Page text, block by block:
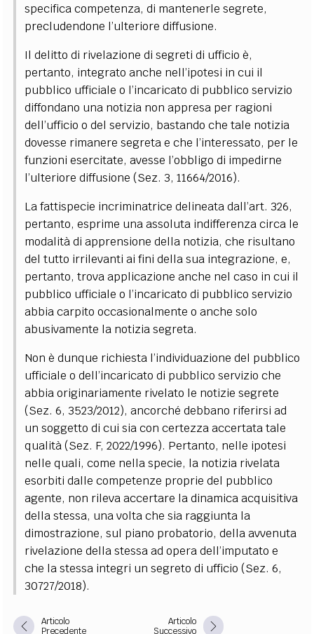
specifica competenza, di mantenerle segrete,
precludendone l’ulteriore diffusione.
Il delitto di rivelazione di segreti di ufficio è,
pertanto, integrato anche nell’ipotesi in cui il
pubblico ufficiale o l’incaricato di pubblico servizio
diffondano una notizia non appresa per ragioni
dell’ufficio o del servizio, bastando che tale notizia
dovesse rimanere segreta e che l’interessato, per le
funzioni esercitate, avesse l’obbligo di impedirne
l’ulteriore diffusione (Sez. 3, 11664/2016).
La fattispecie incriminatrice delineata dall’art. 326,
pertanto, esprime una assoluta indifferenza circa le
modalità di apprensione della notizia, che risultano
del tutto irrilevanti ai fini della sua integrazione, e,
pertanto, trova applicazione anche nel caso in cui il
pubblico ufficiale o l’incaricato di pubblico servizio
abbia carpito occasionalmente o anche solo
abusivamente la notizia segreta.
Non è dunque richiesta l’individuazione del pubblico
ufficiale o dell’incaricato di pubblico servizio che
abbia originariamente rivelato le notizie segrete
(Sez. 6, 3523/2012), ancorché debbano riferirsi ad
un soggetto di cui sia con certezza accertata tale
qualità (Sez. F, 2022/1996). Pertanto, nelle ipotesi
nelle quali, come nella specie, la notizia rivelata
esorbiti dalle competenze proprie del pubblico
agente, non rileva accertare la dinamica acquisitiva
della stessa, una volta che sia raggiunta la
dimostrazione, sul piano probatorio, della avvenuta
rivelazione della stessa ad opera dell’imputato e
che la stessa integri un segreto di ufficio (Sez. 6,
30727/2018).
Articolo
Precedente
Articolo
Successivo